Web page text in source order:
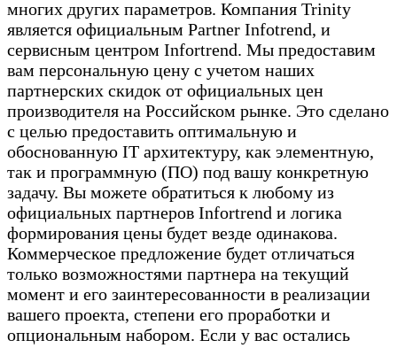
многих других параметров. Компания Trinity
является официальным Partner Infotrend, и
сервисным центром Infortrend. Мы предоставим
вам персональную цену с учетом наших
партнерских скидок от официальных цен
производителя на Российском рынке. Это сделано
с целью предоставить оптимальную и
обоснованную IT архитектуру, как элементную,
так и программную (ПО) под вашу конкретную
задачу. Вы можете обратиться к любому из
официальных партнеров Infortrend и логика
формирования цены будет везде одинакова.
Коммерческое предложение будет отличаться
только возможностями партнера на текущий
момент и его заинтересованности в реализации
вашего проекта, степени его проработки и
опциональным набором. Если у вас остались